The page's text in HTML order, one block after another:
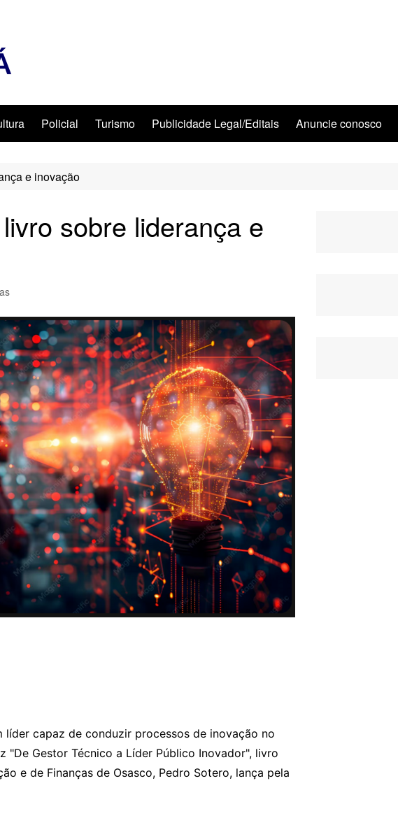
Policial Turismo Publicidade Legal/Editais Anuncie conosco
e inovação
sobre liderança e
capaz de conduzir processos de inovação no
"De Gestor Técnico a Líder Público Inovador", livro
e de Finanças de Osasco, Pedro Sotero, lança pela